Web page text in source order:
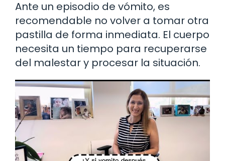
Ante un episodio de vómito, es
recomendable no volver a tomar otra
pastilla de forma inmediata. El cuerpo
necesita un tiempo para recuperarse
del malestar y procesar la situación.